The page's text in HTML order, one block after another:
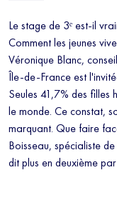
Le stage de 3ᵉ est-il
Comment les jeunes
Véronique Blanc,
Île-de-France est
Seules 41,7% des filles
le monde. Ce constat,
marquant. Que faire
Boisseau, spécialiste
dit plus en deuxième